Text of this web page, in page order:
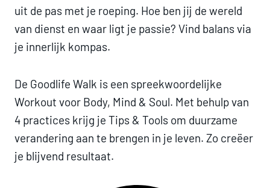
uit de pas met je roeping. Hoe ben jij de wereld
van dienst en waar ligt je passie? Vind balans via
je innerlijk kompas.
De Goodlife Walk is een spreekwoordelijke
Workout voor Body, Mind & Soul. Met behulp van
4 practices krijg je Tips & Tools om duurzame
verandering aan te brengen in je leven. Zo creëer
je blijvend resultaat.